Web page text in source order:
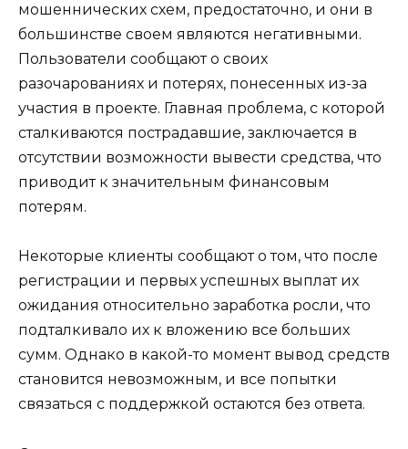
мошеннических схем, предостаточно, и они в
большинстве своем являются негативными.
Пользователи сообщают о своих
разочарованиях и потерях, понесенных из-за
участия в проекте. Главная проблема, с которой
сталкиваются пострадавшие, заключается в
отсутствии возможности вывести средства, что
приводит к значительным финансовым
потерям.
Некоторые клиенты сообщают о том, что после
регистрации и первых успешных выплат их
ожидания относительно заработка росли, что
подталкивало их к вложению все больших
сумм. Однако в какой-то момент вывод средств
становится невозможным, и все попытки
связаться с поддержкой остаются без ответа.